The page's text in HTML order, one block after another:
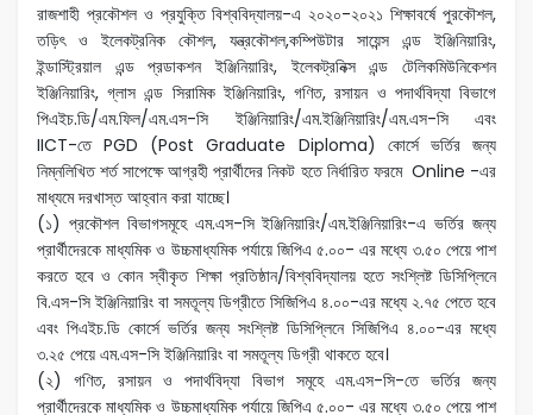
রাজশাহী প্রকৌশল ও প্রযুক্তি বিশ্ববিদ্যালয়-এ ২০২০-২০২১ শিক্ষাবর্ষে পুরকৌশল,
তড়িৎ ও ইলেকট্রনিক কৌশল, যন্ত্রকৌশল,কম্পিউটার সায়েন্স এন্ড ইঞ্জিনিয়ারিং,
ইন্ডাস্ট্রিয়াল এন্ড প্রডাকশন ইঞ্জিনিয়ারিং, ইলেকট্রনিক্স এন্ড টেলিকমিউনিকেশন
ইঞ্জিনিয়ারিং, গ্লাস এন্ড সিরামিক ইঞ্জিনিয়ারিং, গণিত, রসায়ন ও পদার্থবিদ্যা বিভাগে
পিএইচ.ডি/এম.ফিল/এম.এস-সি ইঞ্জিনিয়ারিং/এম.ইঞ্জিনিয়ারিং/এম.এস-সি এবং
IICT-তে PGD (Post Graduate Diploma) কোর্সে ভর্তির জন্য
নিম্নলিখিত শর্ত সাপেক্ষে আগ্রহী প্রার্থীদের নিকট হতে নির্ধারিত ফরমে Online -এর
মাধ্যমে দরখাস্ত আহ্বান করা যাচ্ছে।
(১) প্রকৌশল বিভাগসমূহে এম.এস-সি ইঞ্জিনিয়ারিং/এম.ইঞ্জিনিয়ারিং-এ ভর্তির জন্য
প্রার্থীদেরকে মাধ্যমিক ও উচ্চমাধ্যমিক পর্যায়ে জিপিএ ৫.০০- এর মধ্যে ৩.৫০ পেয়ে পাশ
করতে হবে ও কোন স্বীকৃত শিক্ষা প্রতিষ্ঠান/বিশ্ববিদ্যালয় হতে সংশ্লিষ্ট ডিসিপ্লিনে
বি.এস-সি ইঞ্জিনিয়ারিং বা সমতূল্য ডিগ্রীতে সিজিপিএ ৪.০০-এর মধ্যে ২.৭৫ পেতে হবে
এবং পিএইচ.ডি কোর্সে ভর্তির জন্য সংশ্লিষ্ট ডিসিপ্লিনে সিজিপিএ ৪.০০-এর মধ্যে
৩.২৫ পেয়ে এম.এস-সি ইঞ্জিনিয়ারিং বা সমতূল্য ডিগ্রী থাকতে হবে।
(২) গণিত, রসায়ন ও পদার্থবিদ্যা বিভাগ সমূহে এম.এস-সি-তে ভর্তির জন্য
প্রার্থীদেরকে মাধ্যমিক ও উচ্চমাধ্যমিক পর্যায়ে জিপিএ ৫.০০- এর মধ্যে ৩.৫০ পেয়ে পাশ